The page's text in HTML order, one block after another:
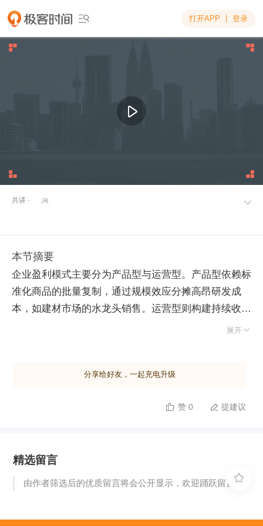
 打开APP 登录

共讲 · 
本节摘要
企业盈利模式主要分为产品型与运营型。产品型依赖标
准化商品的批量复制，通过规模效应分摊高昂研发成
本，如建材市场的水龙头销售。运营型则构建持续收费
机制，实现“睡后收入”，其核心在于两个维度：一是向
展至人才公寓、学校及婴幼儿家庭等高溢价市场。互联
为罚单分成，以及路灯企业通过分享电费节省收益与广
告租赁权，将政府项目转化为长期运营业务。 相比项
展开 
分享给好友，一起充电升级
 赞 0  提建议
精选留言
由作者筛选后的优质留言将会公开显示，欢迎踊跃留言。
